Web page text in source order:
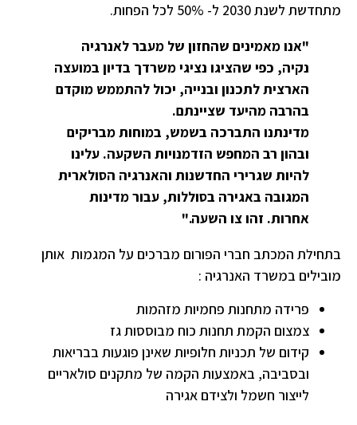
מתחדשת לשנת 2030 ל- 50% לכל הפחות.
"אנו מאמינים שהחזון של מעבר לאנרגיה
נקיה, כפי שהציגו נציגי משרדך בדיון במועצה
הארצית לתכנון ובנייה, יכול להתממש מוקדם
בהרבה מהיעד שציינתם.
מדינתנו התברכה בשמש, במוחות מבריקים
ובהון רב המחפש הזדמנויות השקעה. עלינו
להיות שגרירי החדשנות והאנרגיה הסולארית
המגובה באגירה בסוללות, עבור מדינות
אחרות. זהו צו השעה."
בתחילת המכתב חברי הפורום מברכים על המגמות אותן
מובילים במשרד האנרגיה :
פרידה מתחנות פחמיות מזהמות
צמצום הקמת תחנות כוח מבוססות גז
קידום של תכניות חלופיות שאינן פוגעות בבריאות
ובסביבה, באמצעות הקמה של מתקנים סולאריים
לייצור חשמל ולצידם אגירה